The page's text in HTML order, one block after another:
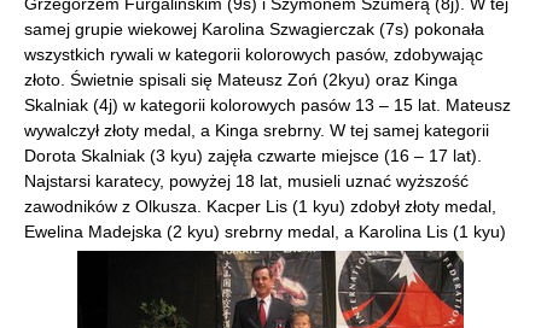
samej grupie wiekowej Karolina Szwagierczak (7s) pokonała
wszystkich rywali w kategorii kolorowych pasów, zdobywając
złoto. Świetnie spisali się Mateusz Zoń (2kyu) oraz Kinga
Skalniak (4j) w kategorii kolorowych pasów 13 – 15 lat. Mateusz
wywalczył złoty medal, a Kinga srebrny. W tej samej kategorii
Dorota Skalniak (3 kyu) zajęła czwarte miejsce (16 – 17 lat).
Najstarsi karatecy, powyżej 18 lat, musieli uznać wyższość
zawodników z Olkusza. Kacper Lis (1 kyu) zdobył złoty medal,
Ewelina Madejska (2 kyu) srebrny medal, a Karolina Lis (1 kyu)